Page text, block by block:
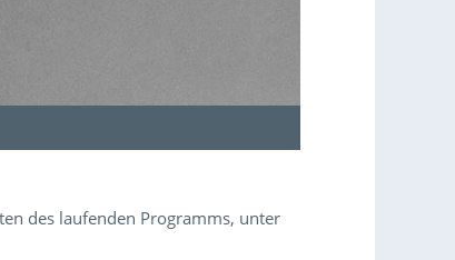
des laufenden Programms, unter